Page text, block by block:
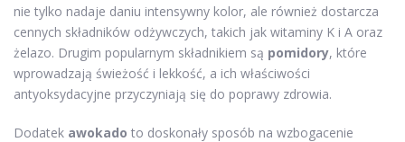
nie tylko nadaje daniu intensywny kolor, ale również dostarcza
cennych składników odżywczych, takich jak witaminy K i A oraz
żelazo. Drugim popularnym składnikiem są pomidory, które
wprowadzają świeżość i lekkość, a ich właściwości
antyoksydacyjne przyczyniają się do poprawy zdrowia.
Dodatek awokado to doskonały sposób na wzbogacenie